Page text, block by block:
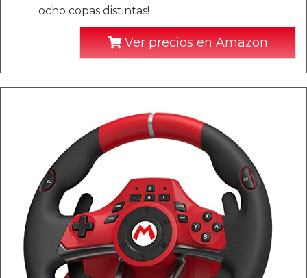
ocho copas distintas!
Ver precios en Amazon